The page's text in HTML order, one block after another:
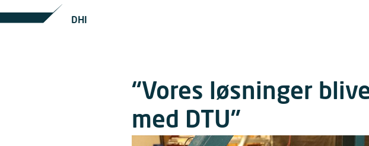
DHI
“Vores løsninger
med DTU”